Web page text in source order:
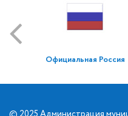
Официальная Россия